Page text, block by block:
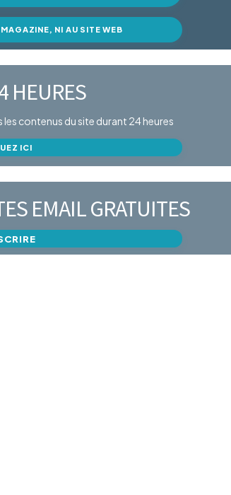
NI AU SITE WEB
HEURES
contenus du site durant 24 heures
ICI
EMAIL GRATUITES